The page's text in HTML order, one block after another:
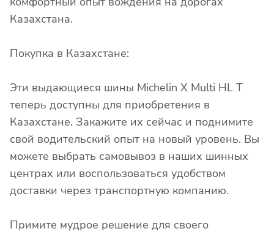
Казахстана.
Покупка в Казахстане:
Эти выдающиеся шины Michelin X Multi HL T
теперь доступны для приобретения в
Казахстане. Закажите их сейчас и поднимите
свой водительский опыт на новый уровень. Вы
можете выбрать самовывоз в наших шинных
центрах или воспользоваться удобством
доставки через транспортную компанию.
Примите мудрое решение для своего